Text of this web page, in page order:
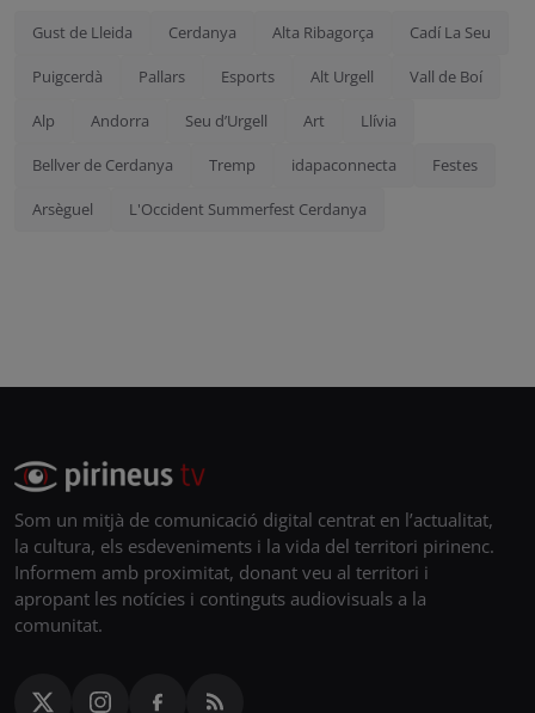
Gust de Lleida Cerdanya Alta Ribagorça Cadí La Seu
Puigcerdà Pallars Esports Alt Urgell Vall de Boí
Alp Andorra Seu d’Urgell Art Llívia
Bellver de Cerdanya Tremp idapaconnecta Festes
Arsèguel L'Occident Summerfest Cerdanya
Som un mitjà de comunicació digital centrat en l’actualitat,
la cultura, els esdeveniments i la vida del territori pirinenc.
Informem amb proximitat, donant veu al territori i
apropant les notícies i continguts audiovisuals a la
comunitat.